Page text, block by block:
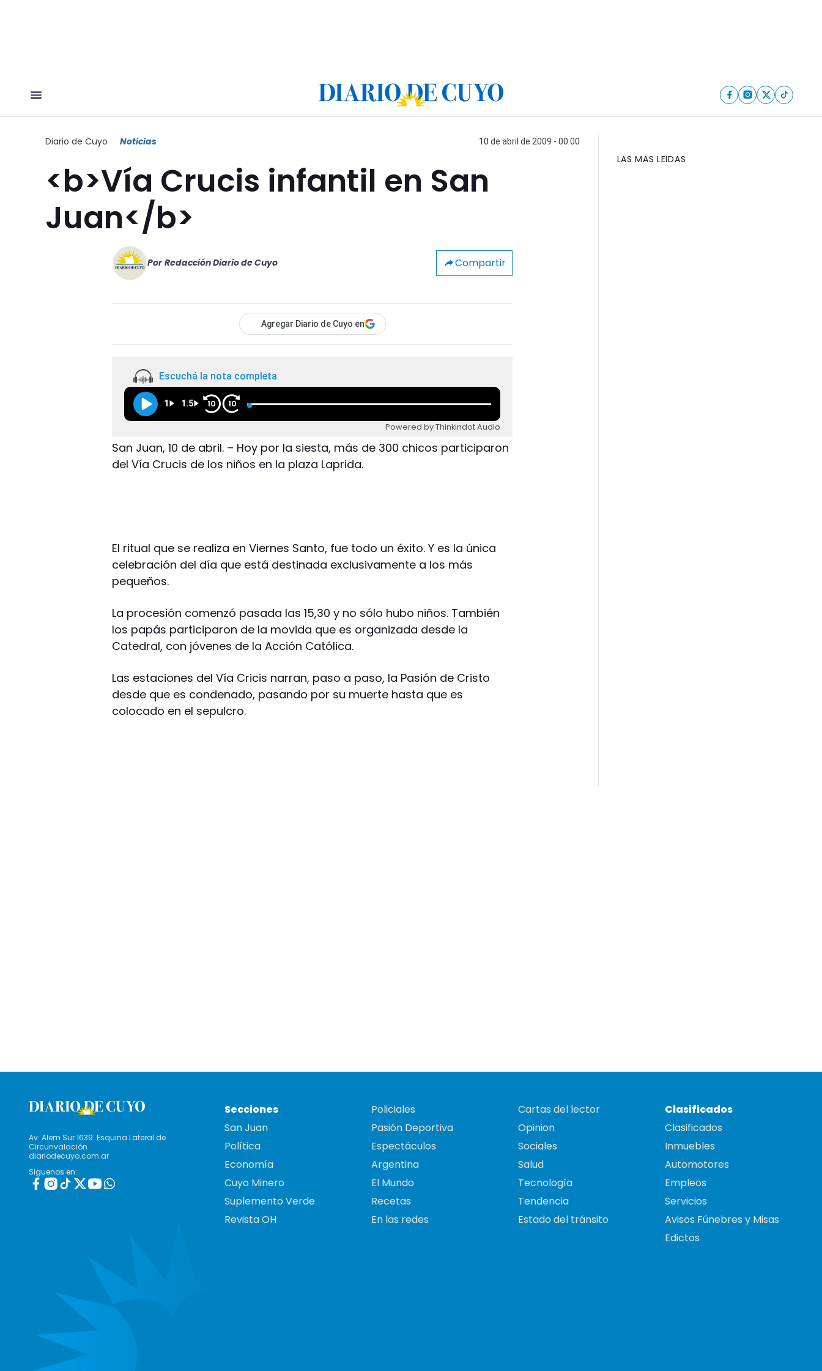
Diario de Cuyo Noticias 10 de abril de 2009 - 00:00
<b>Vía Crucis infantil en San
Juan</b>
Por Redacción Diario de Cuyo Compartir
Agregar Diario de Cuyo en
Escuchá la nota completa
1 1.5 10 10
Powered by Thinkindot Audio
San Juan, 10 de abril. – Hoy por la siesta, más de 300 chicos participaron
del Vía Crucis de los niños en la plaza Laprida.
El ritual que se realiza en Viernes Santo, fue todo un éxito. Y es la única
celebración del día que está destinada exclusivamente a los más
pequeños.
La procesión comenzó pasada las 15,30 y no sólo hubo niños. También
los papás participaron de la movida que es organizada desde la
Catedral, con jóvenes de la Acción Católica.
Las estaciones del Vía Cricis narran, paso a paso, la Pasión de Cristo
desde que es condenado, pasando por su muerte hasta que es
colocado en el sepulcro.
LAS MAS LEIDAS
Av. Alem Sur 1639. Esquina Lateral de
Circunvalación
diariodecuyo.com.ar
Siguenos en:
Secciones
San Juan
Política
Economía
Cuyo Minero
Suplemento Verde
Revista OH
Policiales
Pasión Deportiva
Espectáculos
Argentina
El Mundo
Recetas
En las redes
Cartas del lector
Opinion
Sociales
Salud
Tecnología
Tendencia
Estado del tránsito
Clasificados
Clasificados
Inmuebles
Automotores
Empleos
Servicios
Avisos Fúnebres y Misas
Edictos